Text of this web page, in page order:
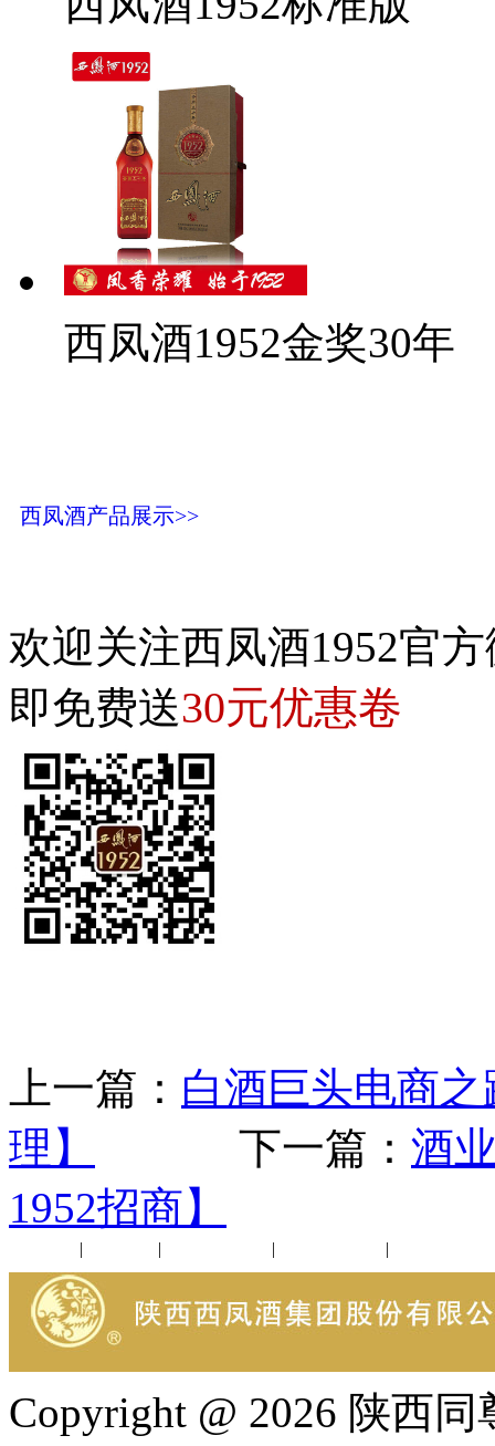
西凤酒1952金奖30年
西凤酒产品展示>>
欢迎关注西凤酒1952官
即免费送30元优惠卷
上一篇： 白酒巨头电商
理】
下一篇： 酒
1952招商】
| | | |
Copyright @ 2026 陕西